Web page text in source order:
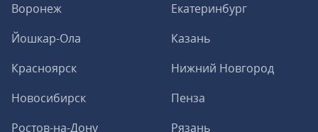
Воронеж
Екатеринбург
Йошкар-Ола
Казань
Красноярск
Нижний Новгород
Новосибирск
Пенза
Ростов-на-Дону
Рязань